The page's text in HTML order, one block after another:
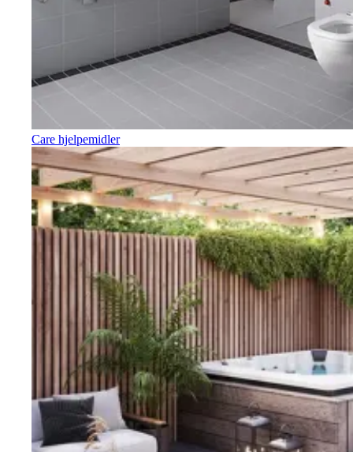
Care hjelpemidler